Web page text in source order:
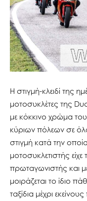
Η στιγμή-κλειδί της
μοτοσυκλέτες της
με κόκκινο χρώμα
κύριων πόλεων σε
στιγμή κατά την
μοτοσυκλετιστής είχε
πρωταγωνιστής και
μοιράζεται το ίδιο
ταξίδια μέχρι